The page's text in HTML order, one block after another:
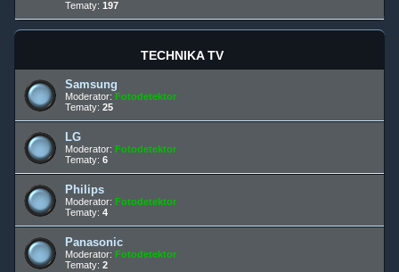
Tematy: 197
TECHNIKA TV
Samsung
Moderator: Fotodetektor
Tematy: 25
LG
Moderator: Fotodetektor
Tematy: 6
Philips
Moderator: Fotodetektor
Tematy: 4
Panasonic
Moderator: Fotodetektor
Tematy: 2